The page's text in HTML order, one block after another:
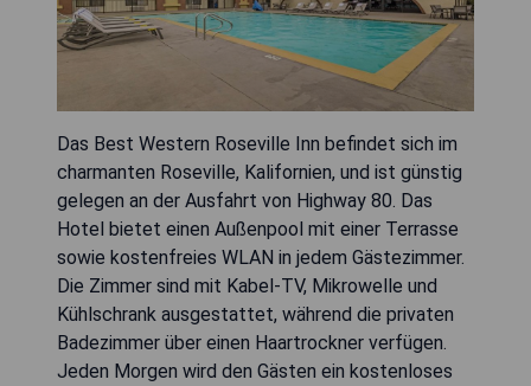
Das Best Western Roseville Inn befindet sich im
charmanten Roseville, Kalifornien, und ist günstig
gelegen an der Ausfahrt von Highway 80. Das
Hotel bietet einen Außenpool mit einer Terrasse
sowie kostenfreies WLAN in jedem Gästezimmer.
Die Zimmer sind mit Kabel-TV, Mikrowelle und
Kühlschrank ausgestattet, während die privaten
Badezimmer über einen Haartrockner verfügen.
Jeden Morgen wird den Gästen ein kostenloses